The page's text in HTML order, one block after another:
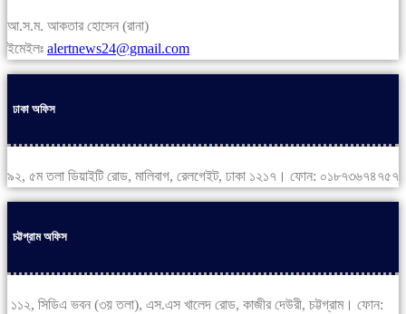
আ.স.ম. আকতার হোসেন (রানা)
ইমেইলঃ alertnews24@gmail.com
ঢাকা অফিস
৯২, ৫ম তলা ডিয়াইটি রোড, মালিবাগ, রেলগেইট, ঢাকা ১২১৭। ফোন: ০১৮৭৩৬৭৪৭৫৭
চট্টগ্রাম অফিস
১১২, সিডিএ ভবন (৩য় তলা), এস.এস খালেদ রোড, কাজীর দেউরী, চট্টগ্রাম। ফোন: